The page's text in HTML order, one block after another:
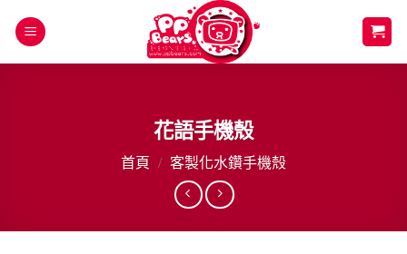
花語手機殼
首頁 / 客製化水鑽手機殼